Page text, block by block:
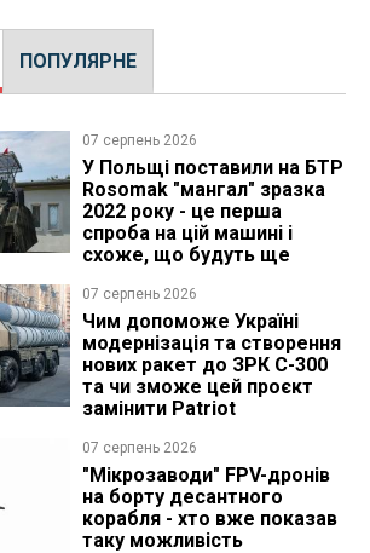
ПОПУЛЯРНЕ
07 серпень 2026
У Польщі поставили на БТР
Rosomak "мангал" зразка
2022 року - це перша
спроба на цій машині і
схоже, що будуть ще
07 серпень 2026
Чим допоможе Україні
модернізація та створення
нових ракет до ЗРК С-300
та чи зможе цей проєкт
замінити Patriot
07 серпень 2026
"Мікрозаводи" FPV-дронів
на борту десантного
корабля - хто вже показав
таку можливість